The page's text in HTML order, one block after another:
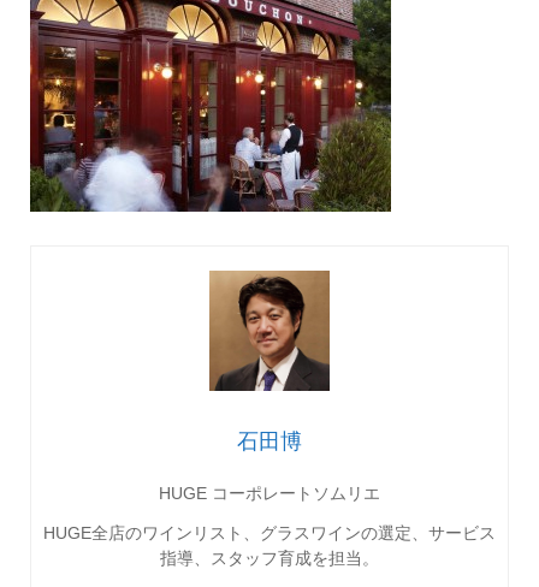
石田博
HUGE コーポレートソムリエ
HUGE全店のワインリスト、グラスワインの選定、サービス
指導、スタッフ育成を担当。